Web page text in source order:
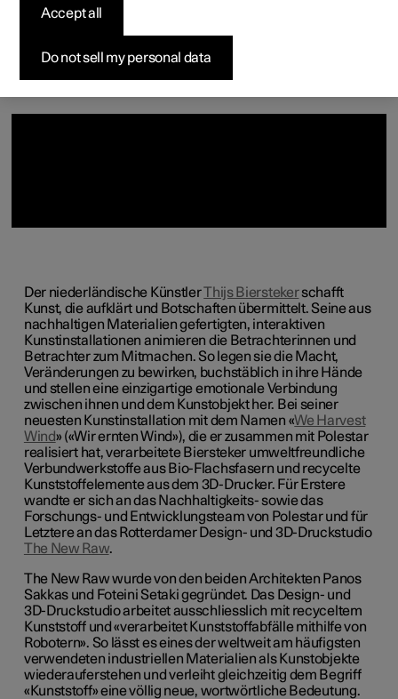
Vorkonfigurierte Fahrzeuge
Konfigurieren
Vorkonfigurierte Fahrzeuge
Konfigurieren
Vorkonfigurierte Fahrzeuge
Konfigurieren
Konfigurieren
Testfahrt
Pre-owned Polestar 3
Pre-owned Polestar 4
So funktioniert der Kauf
Finanzierungsoptionen
Neuigkeiten
Newsletter abonnieren
Der niederländische KünstlerThijs Bierstekerschafft
Kunst, die aufklärt und Botschaften übermittelt. Seine aus
nachhaltigen Materialien gefertigten, interaktiven
Kunstinstallationen animieren die Betrachterinnen und
Betrachter zum Mitmachen. So legen sie die Macht,
Veränderungen zu bewirken, buchstäblich in ihre Hände
und stellen eine einzigartige emotionale Verbindung
zwischen ihnen und dem Kunstobjekt her. Bei seiner
neuesten Kunstinstallation mit dem Namen «We Harvest
Wind» («Wir ernten Wind»), die er zusammen mit Polestar
realisiert hat, verarbeitete Biersteker umweltfreundliche
Verbundwerkstoffe aus Bio-Flachsfasern und recycelte
Kunststoffelemente aus dem 3D-Drucker. Für Erstere
wandte er sich an das Nachhaltigkeits- sowie das
Forschungs- und Entwicklungsteam von Polestar und für
Letztere an das Rotterdamer Design- und 3D-Druckstudio
The New Raw.
The New Raw wurde von den beiden Architekten Panos
Sakkas und Foteini Setaki gegründet. Das Design- und
3D-Druckstudio arbeitet ausschliesslich mit recyceltem
Kunststoff und «verarbeitet Kunststoffabfälle mithilfe von
Robotern». So lässt es eines der weltweit am häufigsten
verwendeten industriellen Materialien als Kunstobjekte
wiederauferstehen und verleiht gleichzeitig dem Begriff
«Kunststoff» eine völlig neue, wortwörtliche Bedeutung.
Do not sell my personal data
Accept all